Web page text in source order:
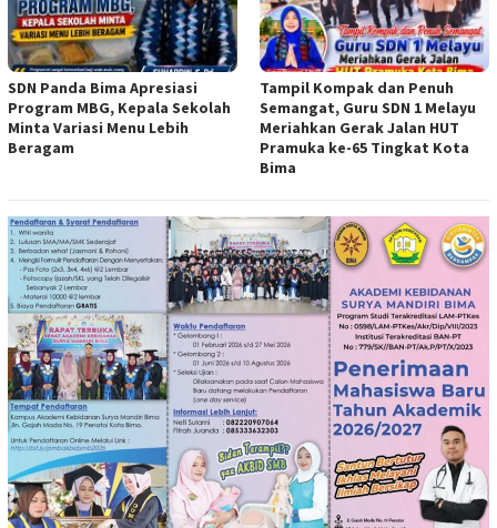
SDN Panda Bima Apresiasi
Program MBG, Kepala Sekolah
Minta Variasi Menu Lebih
Beragam
Tampil Kompak dan Penuh
Semangat, Guru SDN 1 Melayu
Meriahkan Gerak Jalan HUT
Pramuka ke-65 Tingkat Kota
Bima